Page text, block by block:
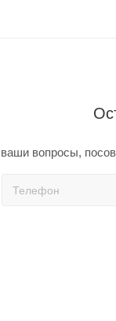
вопросы,